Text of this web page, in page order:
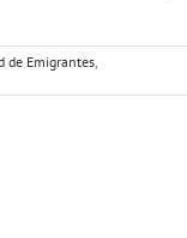
de Emigrantes